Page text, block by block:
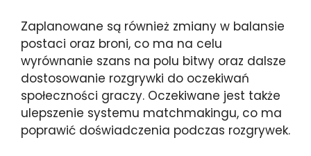
Zaplanowane są również zmiany w balansie
postaci oraz broni, co ma na celu
wyrównanie szans na polu bitwy oraz dalsze
dostosowanie rozgrywki do oczekiwań
społeczności graczy. Oczekiwane jest także
ulepszenie systemu matchmakingu, co ma
poprawić doświadczenia podczas rozgrywek.